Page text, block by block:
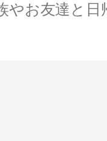
やお友達と日